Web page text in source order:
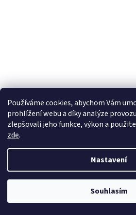
Používáme cookies, abychom Vám
prohlížení webu a díky analýze
zlepšovali jeho funkce, výkon a
zde.
Nastavení
Souhlasím
MUC-OFF DISC BRAKE
konkurenčních produktů, je jeho
složka, která navrací destičkám jejich